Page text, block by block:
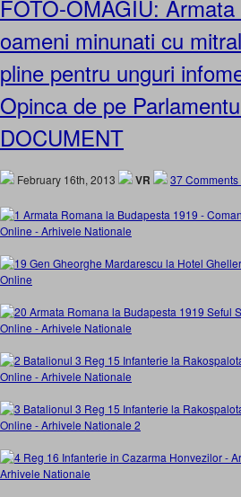
FOTO-OMAGIU:
oameni minunati cu
pline pentru unguri
Opinca de pe
DOCUMENT
February 16th, 2013 VR 37 Comments